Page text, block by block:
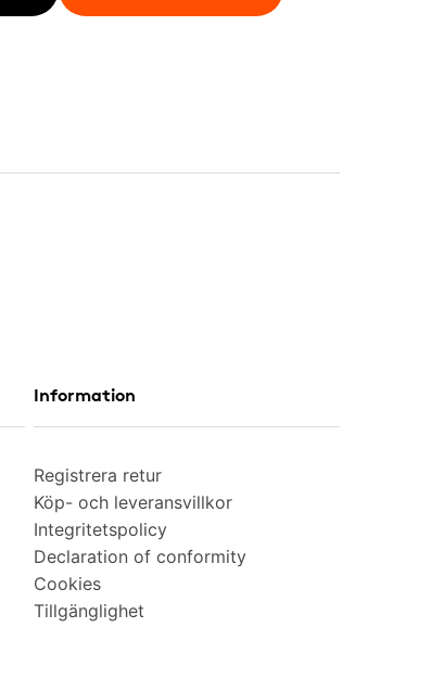
Information
Registrera retur
Köp- och leveransvillkor
Integritetspolicy
Declaration of conformity
Cookies
Tillgänglighet